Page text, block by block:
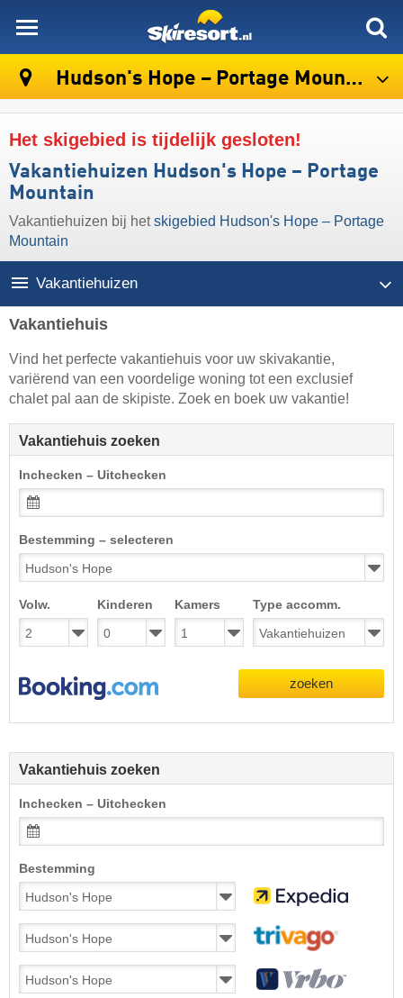
Hudson's Hope – Portage Mountain
Het skigebied is tijdelijk gesloten!
Vakantiehuizen Hudson's Hope – Portage
Mountain
Vakantiehuizen bij hetskigebied Hudson's Hope – Portage
Mountain
Vakantiehuizen
Vakantiehuis
Vind het perfecte vakantiehuis voor uw skivakantie,
variërend van een voordelige woning tot een exclusief
chalet pal aan de skipiste. Zoek en boek uw vakantie!
Vakantiehuis zoeken
Inchecken – Uitchecken
Bestemming – selecteren
Volw. Kinderen Kamers Type accomm.
zoeken
Vakantiehuis zoeken
Inchecken – Uitchecken
Bestemming